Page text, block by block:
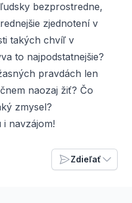
bezprostredne,
zjednotení v
takých chvíľ v
to najpodstatnejšie?
pravdách len
naozaj žiť? Čo
zmysel?
i navzájom!
Zdieľať